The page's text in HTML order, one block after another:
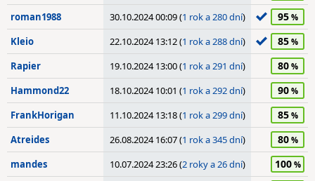
roman1988 30.10.2024 00:09 (1 rok a 280 dní) 95
Kleio 22.10.2024 13:12 (1 rok a 288 dní) 85
Rapier 19.10.2024 13:00 (1 rok a 291 dní) 80
Hammond22 18.10.2024 10:01 (1 rok a 292 dní) 90
FrankHorigan 11.10.2024 13:18 (1 rok a 299 dní) 85
Atreides 26.08.2024 16:07 (1 rok a 345 dní) 80
mandes 10.07.2024 23:26 (2 roky a 26 dní) 100